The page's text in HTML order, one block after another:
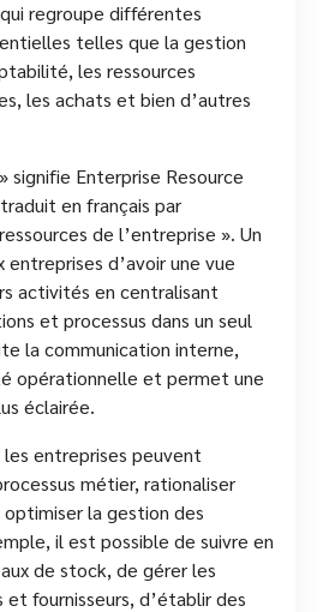
regroupe différentes
telles que la gestion
les ressources
les achats et bien d’autres
signifie Enterprise Resource
en français par
de l’entreprise ». Un
entreprises d’avoir une vue
activités en centralisant
et processus dans un seul
la communication interne,
opérationnelle et permet une
éclairée.
les entreprises peuvent
métier, rationaliser
la gestion des
il est possible de suivre en
de stock, de gérer les
fournisseurs, d’établir des